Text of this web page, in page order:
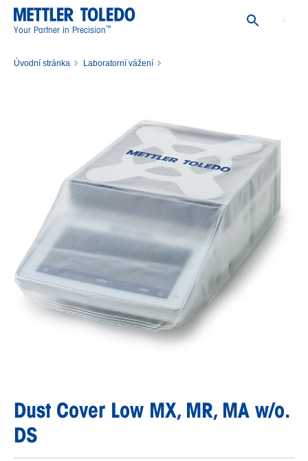
Your Partner in Precision™
Úvodní stránka
Laboratorní vážení
Dust Cover Low MX, MR, MA w/o.
DS